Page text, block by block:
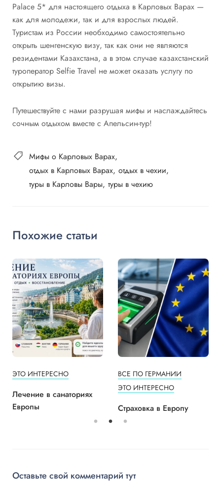
Palace 5* для настоящего отдыха в Карловых Варах —
как для молодежи, так и для взрослых людей.
Туристам из России необходимо самостоятельно
открыть шенгенскую визу, так как они не являются
резидентами Казахстана, а в этом случае казахстанский
туроператор Selfie Travel не может оказать услугу по
открытию визы.
Путешествуйте с нами разрушая мифы и наслаждайтесь
сочным отдыхом вместе с Апельсин-тур!
Мифы о Карловых Варах
отдых в Карловых Варах отдых в чехии
туры в Карловы Вары туры в чехию
Похожие статьи
ЭТО ИНТЕРЕСНО
Лечение в санаториях
Европы
ВСЕ ПО ГЕРМАНИИ
ЭТО ИНТЕРЕСНО
Страховка в Европу
Оставьте свой комментарий тут